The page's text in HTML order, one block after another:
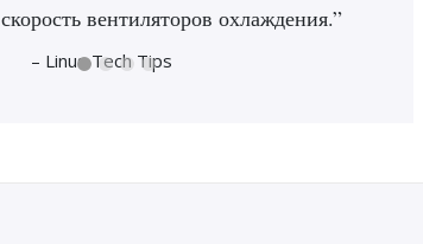
скорость вентиляторов охлаждения.”
– Linus Tech Tips